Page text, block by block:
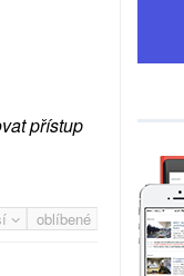
přístup
oblíbené